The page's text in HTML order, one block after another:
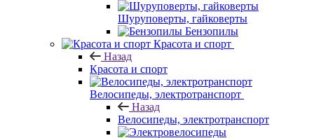
Шуруповерты, гайковерты
Бензопилы
Красота и спорт
Назад
Красота и спорт
Велосипеды, электротранспорт
Назад
Велосипеды, электротранспорт